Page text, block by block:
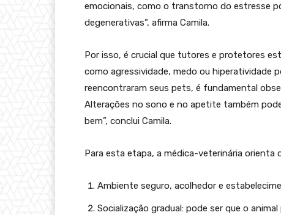
emocionais, como o transtorno do estresse
degenerativas”, afirma Camila.
Por isso, é crucial que tutores e protetores
como agressividade, medo ou hiperatividade
reencontraram seus pets, é fundamental
Alterações no sono e no apetite também
bem”, conclui Camila.
Para esta etapa, a médica-veterinária orienta
Ambiente seguro, acolhedor e
Socialização gradual: pode ser que o